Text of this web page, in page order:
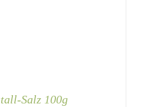
Salz 100g